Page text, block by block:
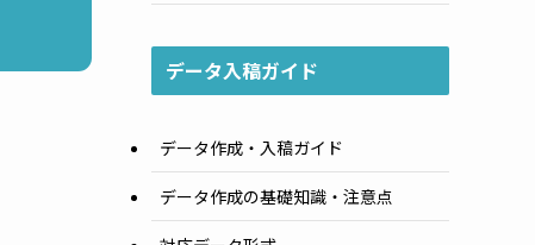
データ入稿ガイド
データ作成・入稿ガイド
データ作成の基礎知識・注意点